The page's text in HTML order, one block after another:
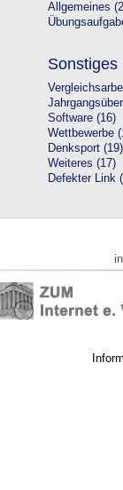
Allgemeines
Sonstiges
Software (16)
Wettbewerbe
Denksport (19)
Weiteres (17)
Defekter Link